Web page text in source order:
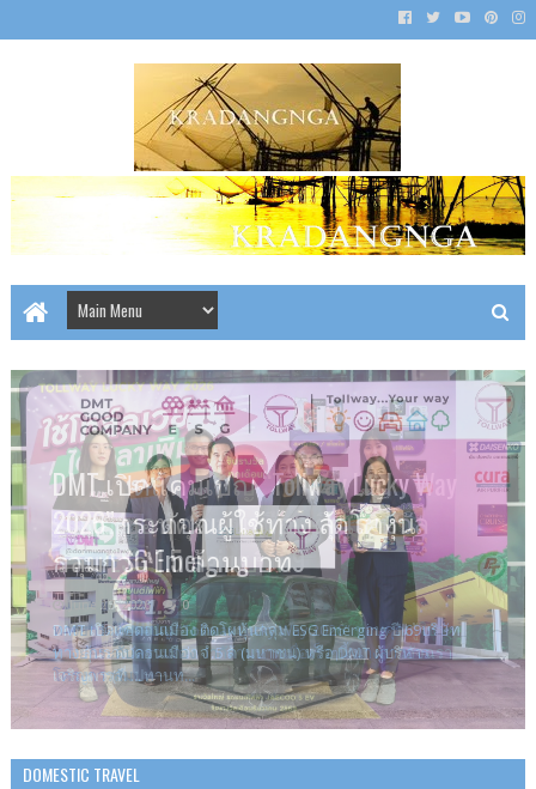
Tollway Lucky Way 2026 “ใช้โทล์ลเวย์
ได้เวลาเพิ่ม ได้ลุ้นรางวัล” สะสม
แต้มลุ้นรับ รถยนต์ไฟฟ้า JAECOO 5
EV และรางวัลอื่น ๆ รวมมูลค่ากว่า
1.5 ล้านบาท
July 27, 2026 0
Tollway Lucky Way 2026 “ใช้โทล์ลเวย์ ได้เวลาเพิ่ม ได้ลุ้น
รางวัล” สะสมแต้มลุ้นรับ รถยนต์ไฟฟ้า JAECOO 5 EV และ
รางวัลอื่น ๆ รว...
DMT เผยผลสำเร็จโครงการ “ทำนา
ลดคาร์บอน” ต้นแบบความร่วมมือ
ภาครัฐ เอกชน และชุมชน สู่เกษตร
คาร์บอนต่ำ
July 13, 2026 0
DMT เผยผลสำเร็จโครงการ “ทำนาลดคาร์บอน” ต้นแบบความ
ร่วมมือภาครัฐ เอกชน และชุมชนสู่เกษตรคาร์บอนต่ำดร.ศักดิ์
ดา พรรณไวย กรรมการผู้...
ATTA จัดประชุมใหญ่..วีระศักดิ์ เปิด
เวที “อนาคตท่องเที่ยวไทย กับการ
แข่งขันบนเวทีโลก
June 30, 2026 0
ATTA จัดประชุมใหญ่..วีระศักดิ์ เปิดเวที “อนาคตท่องเที่ยวไทย
กับการแข่งขันบนเวทีโลก29 มิถุนายน 2569 สมาคมไทยธุรกิจ
การท่องเที่ย...
DMT เปิดแคมเปญ “Tollway Lucky Way
2026” ขอบคุณผู้ใช้ทาง ลุ้นรางวัล
รวมกว่า 1.5 ล้านบาท
June 25, 2026 0
DMT เปิดแคมเปญ “Tollway Lucky Way 2026” ขอบคุณผู้ใช้
ทาง ลุ้นรางวัลรวมกว่า 1.5 ล้านบาทเมื่อเร็วๆนี้ นางสาวอัจฉรา
เจริญพร (ที่ ...
ทางยกระดับดอนเมือง ติดโผหุ้น
กลุ่ม ESG Emerging ปี 69
June 17, 2026 0
ทางยกระดับดอนเมือง ติดโผหุ้นกลุ่ม ESG Emerging ปี 69บริษัท
ทางยกระดับดอนเมือง จำกัด (มหาชน) หรือ DMT ผู้บริหาร
โครงการสัมปทานท...
DMT พร้อมปล่อยแคมเปญ Tollway
Lucky Way 2026 ขอบคุณผู้ใช้บริการ
June 15, 2026 0
DMT พร้อมปล่อยแคมเปญ Tollway Lucky Way 2026 ขอบคุณผู้
ใช้บริการดร.ศักดิ์ดา พรรณไวย บิ๊กบอสแห่ง DMT เตรียมปล่อย
แคมเปญ “Tollway ...
DMT ร่วมเวทีเสวนา “MEA For Re :
Build” ถ่ายทอดแนวทางยกระดับ
อาคารสู่มาตรฐานสากลด้วยการ
บริหารจัดการพลังงานอย่างมี
ประสิทธิภาพ
June 10, 2026 0
DMT ร่วมเวทีเสวนา “MEA For Re : Build” ถ่ายทอดแนวทางยก
ระดับอาคารสู่มาตรฐานสากลด้วยการบริหารจัดการพลังงาน
อย่างมีประสิทธิภาพบริ...
คณะ​ผู้บริหาร​ DMT​ พร้อม​พนักงาน​
จิต​อาสา​และชาวบ้าน​ ร่วมลงแขก​
เกี่ยวข้าว​ 20​ ไร่​ "โครงการ​ทำนา​ลด
คาร์บอนยกระดับ​ความ​ยั่งยืน​ด้าน​
สิ่งแวดล้อม​และ​คุณภาพ​ชีวิต"
June 09, 2026 0
คณะ​ผู้บริหาร​ DMT​ พร้อม​พนักงาน​จิต​อาสา​และชาวบ้าน​ ร่วม
ลงแขก​เกี่ยวข้าว​ 20​ ไร่​ "โครงการ​ทำนา​ลดคาร์บอนยกระดับ​
ความ​ยั่...
DMT ชวนดูหนังสุดคุ้ม! แลกส่วนลด
40 บาท ชมภาพยนตร์ Colony ที่
เมเจอร์ ซีนีเพล็กซ์ ทุกสาขา ผ่าน
LINE OA : @donmuangtollway ได้แล้ว
วันนี้
May 27, 2026 0
DMT ชวนดูหนังสุดคุ้ม! แลกส่วนลด 40 บาท ชมภาพยนตร์
Colony ที่เมเจอร์ ซีนีเพล็กซ์ ทุกสาขา ผ่าน LINE OA :
@donmuangtollway ได้แล...
DMT นำทีมผบห.เกี่ยวข้าวใน
โครงการ “ทำนาลดคาร์บอนยก
ระดับความยั่งยืนด้านสิ่งแวดล้อม
และคุณภาพชีวิต”
May 25, 2026 0
DMT นำทีมผบห.เกี่ยวข้าวในโครงการ “ทำนาลดคาร์บอนยก
ระดับความยั่งยืนด้านสิ่งแวดล้อมและคุณภาพชีวิต”ดร.ศักดิ์ดา
พรรณไวย บอสใหญ่ใ...
DOMESTIC TRAVEL